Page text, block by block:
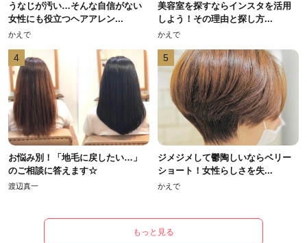
うなじが汚い…そんな自信がない
女性にも役立つヘアアレン...
かえで
美容室を探すならインスタを活用
しよう！その理由と探し方...
かえで
4
お悩み別！「地毛に戻したい…」
のご相談に答えます☆
渡辺真一
5
ジメジメして鬱陶しいならベリー
ショート！女性らしさを失...
かえで
もっと見る